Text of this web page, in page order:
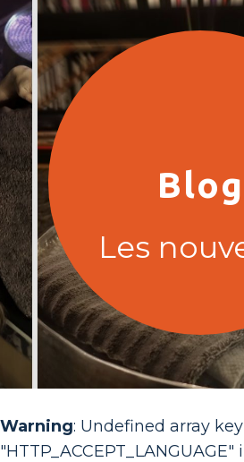
Blog
Les
Warning: Undefined array key
"HTTP_ACCEPT_LANGUAGE"